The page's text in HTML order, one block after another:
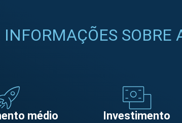
INFORMAÇÕES SOBRE
médio Investimento